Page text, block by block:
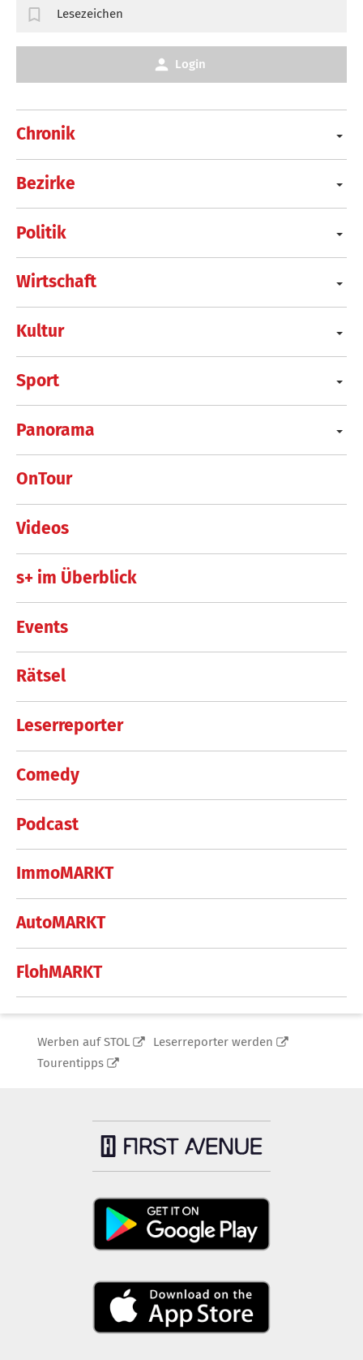
Chronik
Bezirke
Politik
Wirtschaft
Kultur
Sport
Panorama
OnTour
Videos
s+ im Überblick
Events
Rätsel
Leserreporter
Comedy
Podcast
ImmoMARKT
AutoMARKT
FlohMARKT
Lesezeichen
Login
Werben auf STOL
Leserreporter werden
Tourentipps